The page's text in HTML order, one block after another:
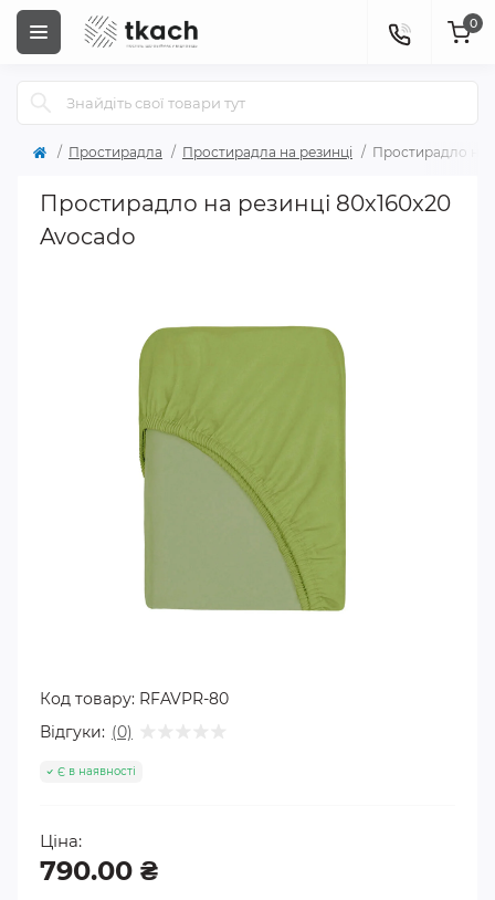
0
Простирадла Простирадла на резинці Простирадло на
Простирадло на резинці 80x160x20
Avocado
Код товару: RFAVPR-80
Відгуки: (0)
Є в наявності
Ціна:
790.00 ₴